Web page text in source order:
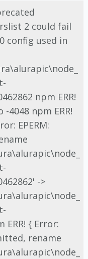
2 could fail
config used in
npm ERR!
-4048 npm ERR!
EPERM:
->
ERR! { Error:
rename